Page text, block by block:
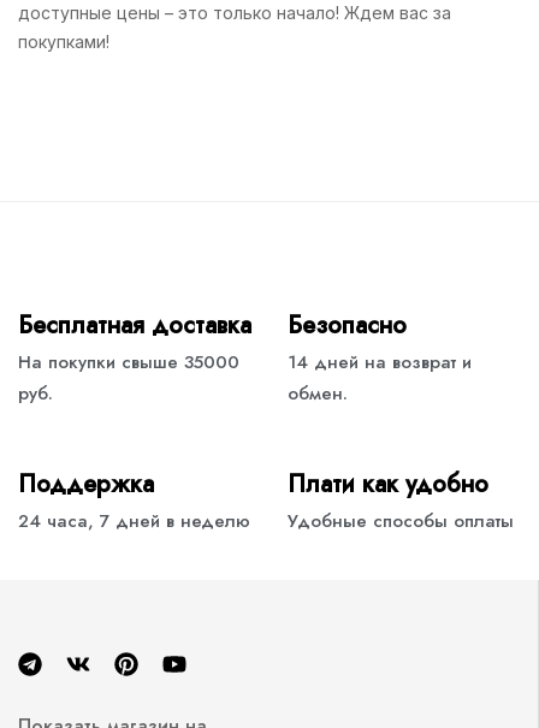
доступные цены – это только начало! Ждем вас за
покупками!
Бесплатная доставка
На покупки свыше 35000
руб.
Безопасно
14 дней на возврат и
обмен.
Поддержка
24 часа, 7 дней в неделю
Плати как удобно
Удобные способы оплаты